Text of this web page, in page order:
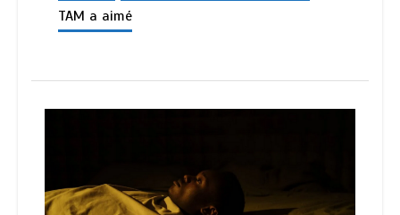
TAM a aimé